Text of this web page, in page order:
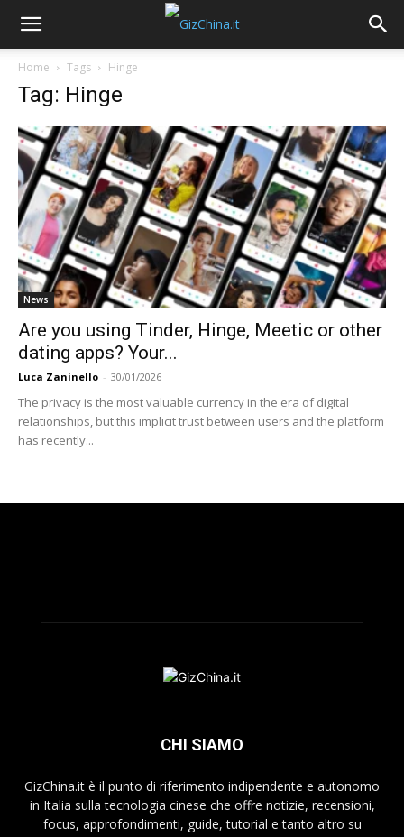
Home Tags Hinge
Tag: Hinge
News
Are you using Tinder, Hinge, Meetic or other
dating apps? Your...
Luca Zaninello - 30/01/2026
The privacy is the most valuable currency in the era of digital
relationships, but this implicit trust between users and the platform
has recently...
CHI SIAMO
GizChina.it è il punto di riferimento indipendente e autonomo
in Italia sulla tecnologia cinese che offre notizie, recensioni,
focus, approfondimenti, guide, tutorial e tanto altro su